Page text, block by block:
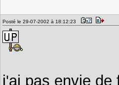
Posté le 29-07-2002 à 18:12:23
j'ai pas envie de